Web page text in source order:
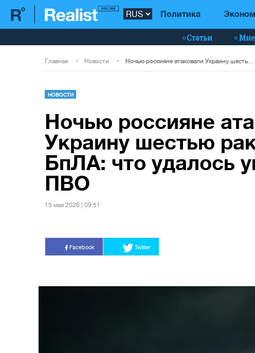
Политика
Статьи
Главная Новости
НОВОСТИ
Ночью россияне
Украину шестью
БпЛА: что удалось
ПВО
15 мая 2026 | 09:51
Facebook Twitter